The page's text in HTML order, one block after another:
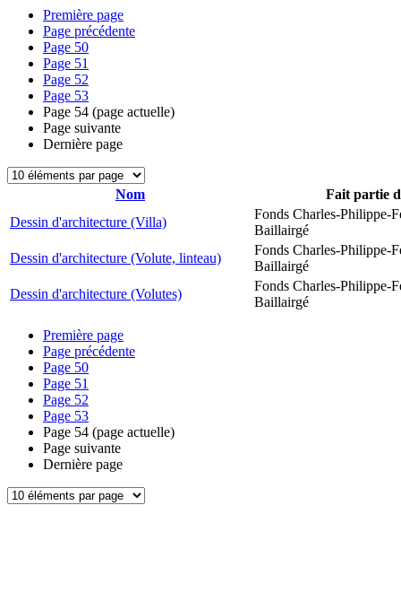
Première page
Page précédente
Page 50
Page 51
Page 52
Page 53
Page 54 (page actuelle)
Page suivante
Dernière page
Nom
Fait partie
Dessin d'architecture (Villa)
Fonds Charles-Philippe-
Baillairgé
Dessin d'architecture (Volute, linteau)
Fonds Charles-Philippe-
Baillairgé
Dessin d'architecture (Volutes)
Fonds Charles-Philippe-
Baillairgé
Première page
Page précédente
Page 50
Page 51
Page 52
Page 53
Page 54 (page actuelle)
Page suivante
Dernière page